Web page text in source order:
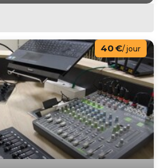
40 €/ jour